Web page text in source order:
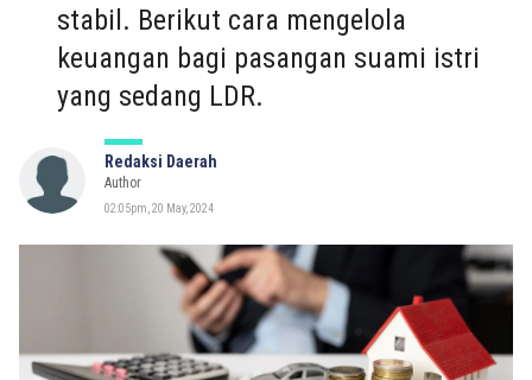
stabil. Berikut cara mengelola
keuangan bagi pasangan suami istri
yang sedang LDR.
Redaksi Daerah
Author
02:05pm, 20 May, 2024